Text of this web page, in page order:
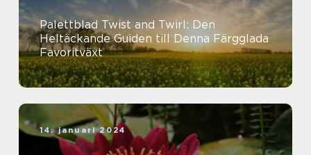
Palettblad Twist and Twirl: Den
Heltäckande Guiden till Denna Färgglada
Favoritväxt
14. januari 2024